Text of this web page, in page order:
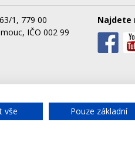
1, 779 00
IČO 002 99
Najdete
služby města Olomouce, a.s.
Chat-
vše Pouze základní